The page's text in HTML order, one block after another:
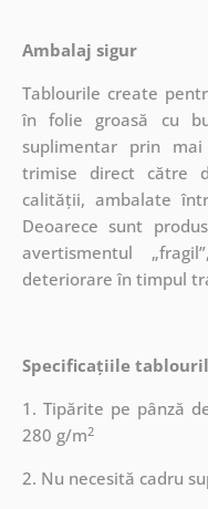
Ambalaj sigur
Tablourile create
în folie groasă cu
suplimentar prin
trimise direct către
calității, ambalate
Deoarece sunt
avertismentul
deteriorare în timpul
Specificațiile
1. Tipărite pe pânză
280 g/m2
2. Nu necesită cadru